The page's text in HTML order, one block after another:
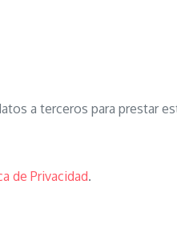
a terceros para prestar
de Privacidad.